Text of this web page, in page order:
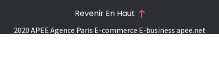
2020 APEE Agence Paris E-commerce E-business apee.net
Revenir En Haut